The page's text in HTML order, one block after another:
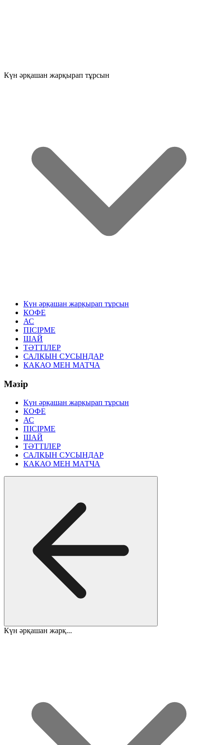
Күн әрқашан жарқырап тұрсын
Күн әрқашан жарқырап тұрсын
КОФЕ
АС
ПІСІРМЕ
ШАЙ
ТӘТТІЛЕР
САЛҚЫН СУСЫНДАР
КАКАО МЕН МАТЧА
Мәзір
Күн әрқашан жарқырап тұрсын
КОФЕ
АС
ПІСІРМЕ
ШАЙ
ТӘТТІЛЕР
САЛҚЫН СУСЫНДАР
КАКАО МЕН МАТЧА
Күн әрқашан жарқ...